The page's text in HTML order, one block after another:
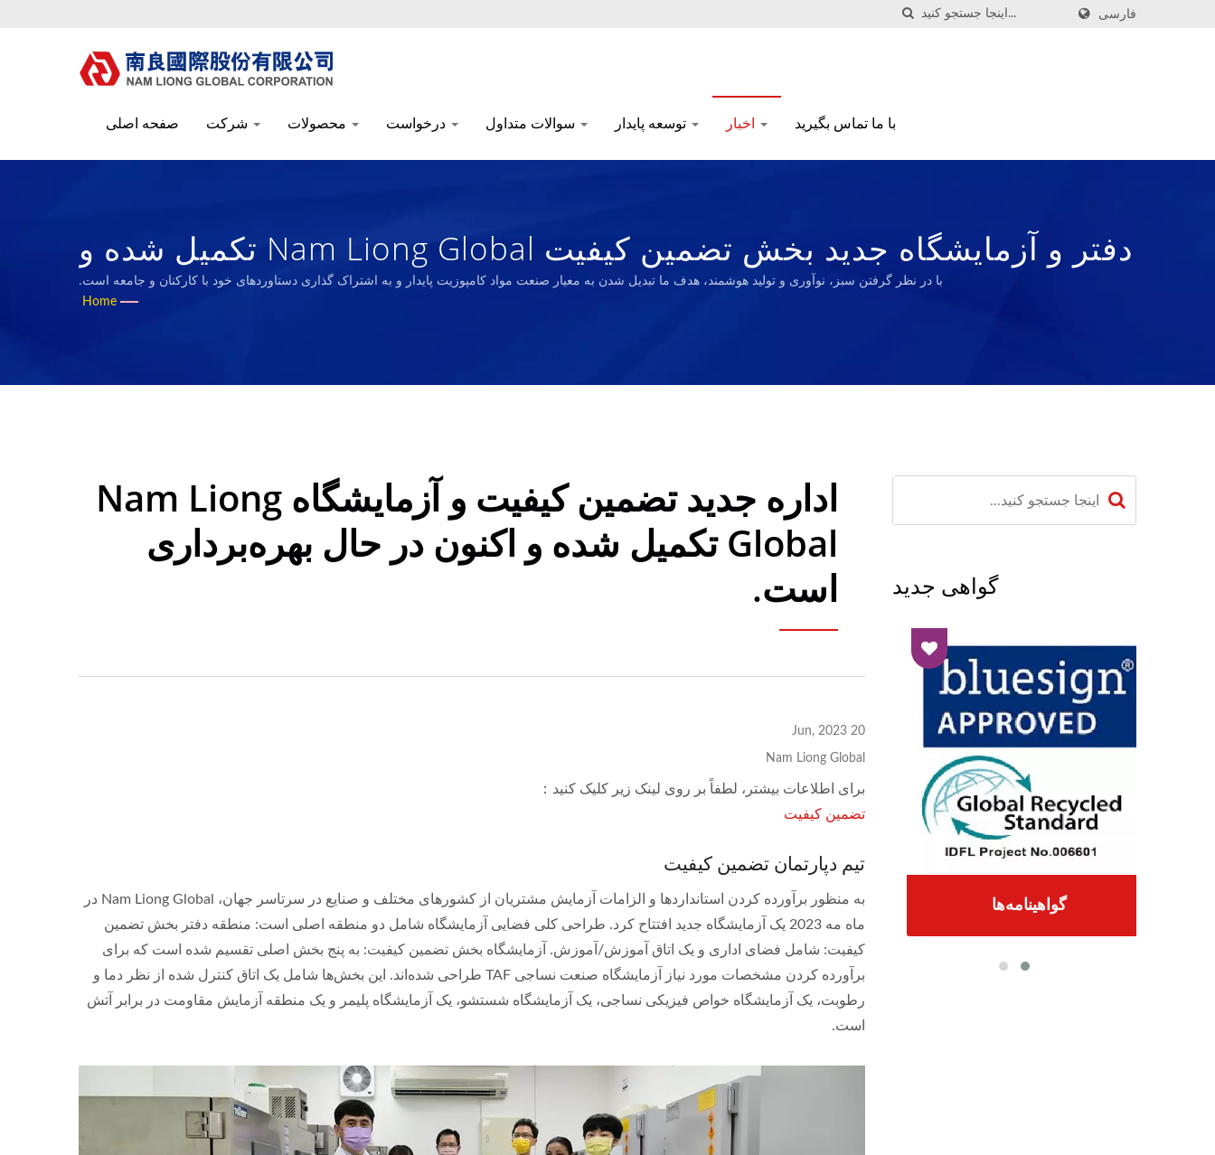
فارسی
صفحه اصلی با ما تماس بگیرید
دفتر و آزمایشگاه جدید بخش تضمین کیفیت Nam Liong Global تکمیل شده و
اکنون در حال بهره‌برداری است. | بیش از 50 سال تولیدکننده پارچه‌های فنی
با در نظر گرفتن سبز، نوآوری و تولید هوشمند، هدف ما تبدیل شدن به معیار صنعت مواد کامپوزیت پایدار و به اشتراک گذاری دستاوردهای خود با کارکنان و جامعه است.
Home
اداره جدید تضمین کیفیت و آزمایشگاه Nam Liong
Global تکمیل شده و اکنون در حال بهره‌برداری
است.
20 Jun, 2023
Nam Liong Global
برای اطلاعات بیشتر، لطفاً بر روی لینک زیر کلیک کنید：
تضمین کیفیت
تیم دپارتمان تضمین کیفیت
به منظور برآورده کردن استانداردها و الزامات آزمایش مشتریان از کشورهای مختلف و صنایع در سرتاسر جهان، Nam Liong Global در
ماه مه 2023 یک آزمایشگاه جدید افتتاح کرد. طراحی کلی فضایی آزمایشگاه شامل دو منطقه اصلی است: منطقه دفتر بخش تضمین
کیفیت: شامل فضای اداری و یک اتاق آموزش/آموزش. آزمایشگاه بخش تضمین کیفیت: به پنج بخش اصلی تقسیم شده است که برای
برآورده کردن مشخصات مورد نیاز آزمایشگاه صنعت نساجی TAF طراحی شده‌اند. این بخش‌ها شامل یک اتاق کنترل شده از نظر دما و
رطوبت، یک آزمایشگاه خواص فیزیکی نساجی، یک آزمایشگاه شستشو، یک آزمایشگاه پلیمر و یک منطقه آزمایش مقاومت در برابر آتش
است.
گواهی جدید
گواهینامه‌ها گواهینامه‌ها